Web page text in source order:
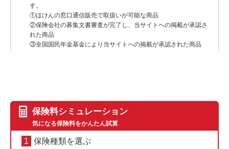
す。
①ほけんの窓口通信販売で取扱いが可能な商品
②保険会社の募集文書審査が完了し、当サイトへの掲載が承認さ
れた商品
③全国国民年金基金により当サイトへの掲載が承認された商品
定等された場合、商品改定等前後のパンフレット数で集計してい
ます。（ほけんの窓口通信販売調べ）
保険期間・保険料払込期間等で保険料は異なります。当サイトに
保険料シミュレーション
気になる保険料をかんたん試算
1 保険種類を選ぶ